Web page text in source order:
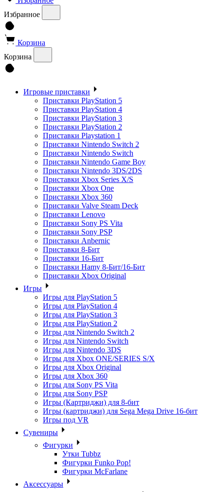
Избранное
Корзина
Корзина
Игровые приставки
Приставки PlayStation 5
Приставки PlayStation 4
Приставки PlayStation 3
Приставки PlayStation 2
Приставки Playstation 1
Приставки Nintendo Switch 2
Приставки Nintendo Switch
Приставки Nintendo Game Boy
Приставки Nintendo 3DS/2DS
Приставки Xbox Series X/S
Приставки Xbox One
Приставки Xbox 360
Приставки Valve Steam Deck
Приставки Lenovo
Приставки Sony PS Vita
Приставки Sony PSP
Приставки Anbernic
Приставки 8-Бит
Приставки 16-Бит
Приставки Hamy 8-Бит/16-Бит
Приставки Xbox Original
Игры
Игры для PlayStation 5
Игры для PlayStation 4
Игры для PlayStation 3
Игры для PlayStation 2
Игры для Nintendo Switch 2
Игры для Nintendo Switch
Игры для Nintendo 3DS
Игры для Xbox ONE/SERIES S/X
Игры для Xbox Original
Игры для Xbox 360
Игры для Sony PS Vita
Игры для Sony PSP
Игры (Картриджи) для 8-бит
Игры (картриджи) для Sega Mega Drive 16-бит
Игры под VR
Сувениры
Фигурки
Утки Tubbz
Фигурки Funko Pop!
Фигурки McFarlane
Аксессуары